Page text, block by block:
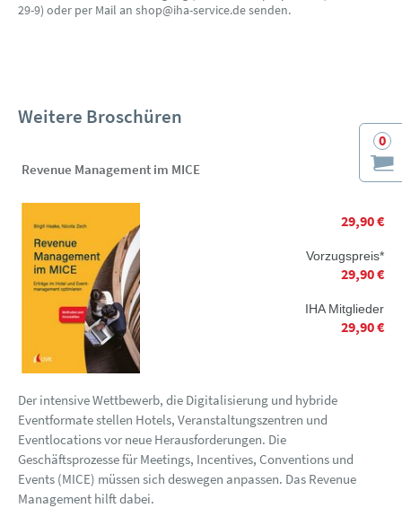
0
29-9) oder per Mail an shop@iha-service.de senden.
Weitere Broschüren
Revenue Management im MICE
29,90 €
Vorzugspreis*
29,90 €
IHA Mitglieder
29,90 €
Der intensive Wettbewerb, die Digitalisierung und hybride
Eventformate stellen Hotels, Veranstaltungszentren und
Eventlocations vor neue Herausforderungen. Die
Geschäftsprozesse für Meetings, Incentives, Conventions und
Events (MICE) müssen sich deswegen anpassen. Das Revenue
Management hilft dabei.